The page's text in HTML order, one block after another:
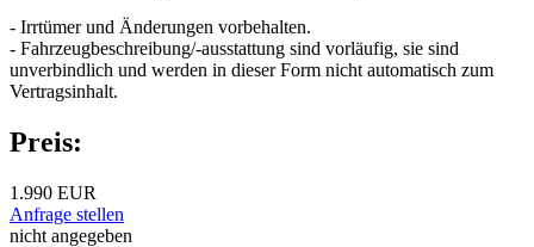
- Irrtümer und Änderungen vorbehalten.
- Fahrzeugbeschreibung/-ausstattung sind vorläufig, sie sind
unverbindlich und werden in dieser Form nicht automatisch zum
Vertragsinhalt.
Preis:
1.990 EUR
Anfrage stellen
nicht angegeben